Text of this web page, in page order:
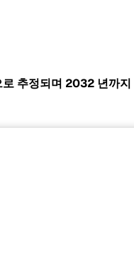
추정되며 2032 년까지